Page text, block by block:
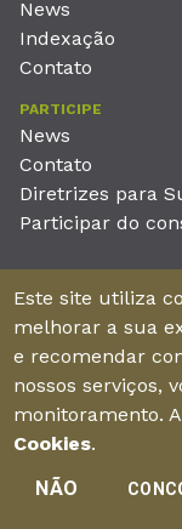
News
Indexação
Contato
PARTICIPE
News
Contato
Diretrizes para
Participar do
Unieducar
CNPJ: 05.569.970/
Av.
Aldeota
Fortaleza – Ceará
Este site utiliza
melhorar a sua
e recomendar
nossos serviços,
monitoramento.
Cookies.
NÃO